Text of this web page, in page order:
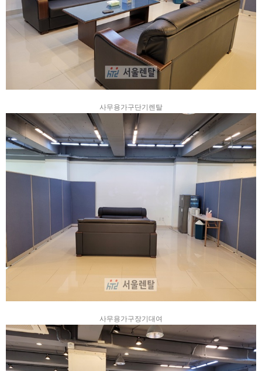
사무용가구단기렌탈
사무용가구장기대여